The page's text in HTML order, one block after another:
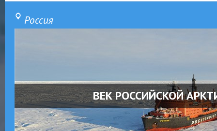
Россия
ВЕК РОССИЙСКОЙ